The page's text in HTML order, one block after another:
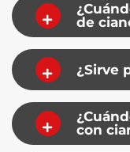
de
¿Sirve
con